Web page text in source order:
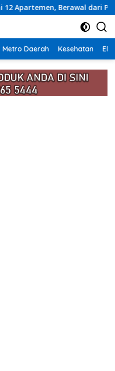
Pesan Wanita Lewat
Metro Daerah Kesehatan